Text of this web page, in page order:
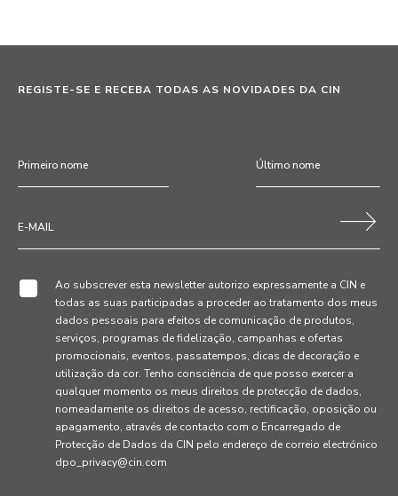
REGISTE-SE E RECEBA TODAS AS NOVIDADES DA CIN
Ao subscrever esta newsletter autorizo expressamente a CIN e
todas as suas participadas a proceder ao tratamento dos meus
dados pessoais para efeitos de comunicação de produtos,
serviços, programas de fidelização, campanhas e ofertas
promocionais, eventos, passatempos, dicas de decoração e
utilização da cor. Tenho consciência de que posso exercer a
qualquer momento os meus direitos de protecção de dados,
nomeadamente os direitos de acesso, rectificação, oposição ou
apagamento, através de contacto com o Encarregado de
Protecção de Dados da CIN pelo endereço de correio electrónico
dpo_privacy@cin.com